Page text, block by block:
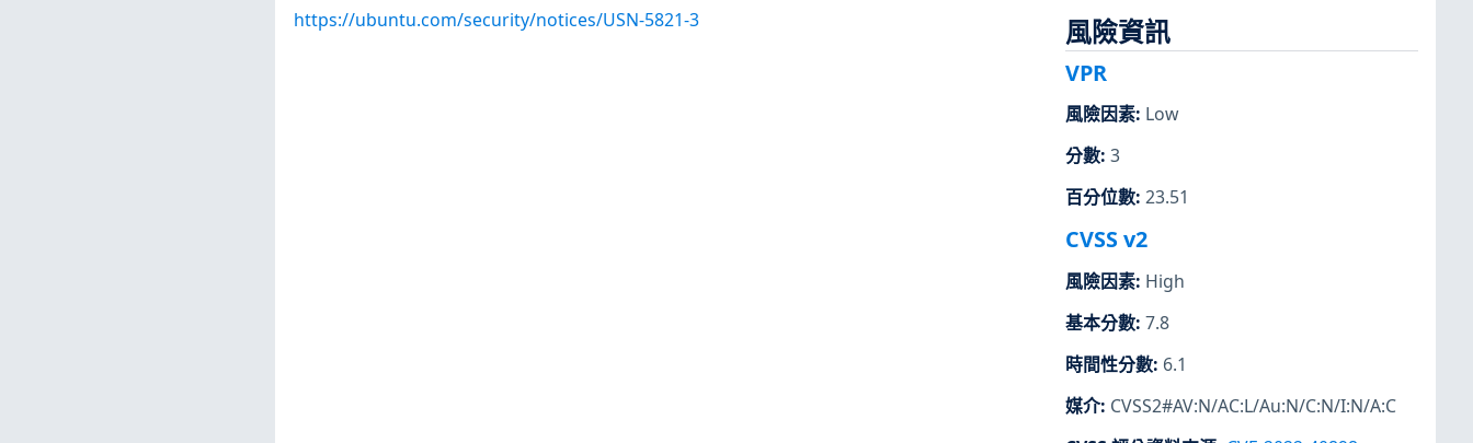
https://ubuntu.com/security/notices/USN-5821-3 風險資訊
VPR
風險因素: Low
分數: 3
百分位數: 23.51
CVSS v2
風險因素: High
基本分數: 7.8
時間性分數: 6.1
媒介: CVSS2#AV:N/AC:L/Au:N/C:N/I:N/A:C